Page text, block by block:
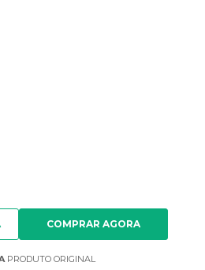
PRODUTO ORIGINAL